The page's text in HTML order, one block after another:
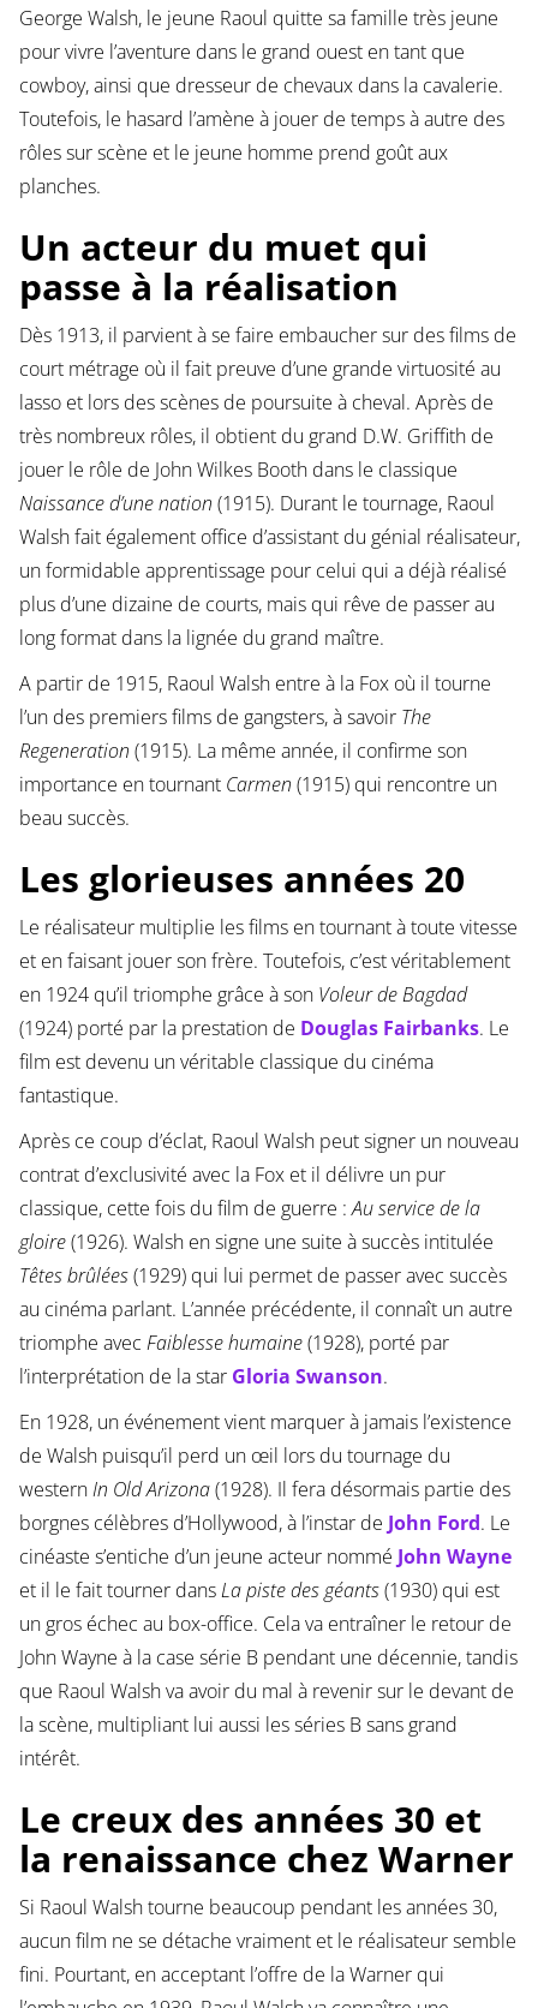
George Walsh, le jeune Raoul quitte sa famille très jeune
pour vivre l’aventure dans le grand ouest en tant que
cowboy, ainsi que dresseur de chevaux dans la cavalerie.
Toutefois, le hasard l’amène à jouer de temps à autre des
rôles sur scène et le jeune homme prend goût aux
planches.
Un acteur du muet qui
passe à la réalisation
Dès 1913, il parvient à se faire embaucher sur des films de
court métrage où il fait preuve d’une grande virtuosité au
lasso et lors des scènes de poursuite à cheval. Après de
très nombreux rôles, il obtient du grand D.W. Griffith de
jouer le rôle de John Wilkes Booth dans le classique
Naissance d’une nation (1915). Durant le tournage, Raoul
Walsh fait également office d’assistant du génial réalisateur,
un formidable apprentissage pour celui qui a déjà réalisé
plus d’une dizaine de courts, mais qui rêve de passer au
long format dans la lignée du grand maître.
A partir de 1915, Raoul Walsh entre à la Fox où il tourne
l’un des premiers films de gangsters, à savoir The
Regeneration (1915). La même année, il confirme son
importance en tournant Carmen (1915) qui rencontre un
beau succès.
Les glorieuses années 20
Le réalisateur multiplie les films en tournant à toute vitesse
et en faisant jouer son frère. Toutefois, c’est véritablement
en 1924 qu’il triomphe grâce à son Voleur de Bagdad
(1924) porté par la prestation de Douglas Fairbanks. Le
film est devenu un véritable classique du cinéma
fantastique.
Après ce coup d’éclat, Raoul Walsh peut signer un nouveau
contrat d’exclusivité avec la Fox et il délivre un pur
classique, cette fois du film de guerre :Au service de la
gloire(1926). Walsh en signe une suite à succès intitulée
Têtes brûlées(1929) qui lui permet de passer avec succès
au cinéma parlant. L’année précédente, il connaît un autre
triomphe avec Faiblesse humaine(1928), porté par
l’interprétation de la star Gloria Swanson.
En 1928, un événement vient marquer à jamais l’existence
de Walsh puisqu’il perd un œil lors du tournage du
westernIn Old Arizona(1928). Il fera désormais partie des
borgnes célèbres d’Hollywood, à l’instar de John Ford. Le
cinéaste s’entiche d’un jeune acteur nommé John Wayne
et il le fait tourner dansLa piste des géants(1930) qui est
un gros échec au box-office. Cela va entraîner le retour de
John Wayne à la case série B pendant une décennie, tandis
que Raoul Walsh va avoir du mal à revenir sur le devant de
la scène, multipliant lui aussi les séries B sans grand
intérêt.
Le creux des années 30 et
la renaissance chez Warner
Si Raoul Walsh tourne beaucoup pendant les années 30,
aucun film ne se détache vraiment et le réalisateur semble
fini. Pourtant, en acceptant l’offre de la Warner qui